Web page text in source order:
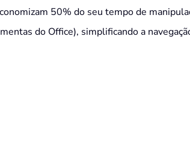
50% do seu tempo de
do Office), simplificando a